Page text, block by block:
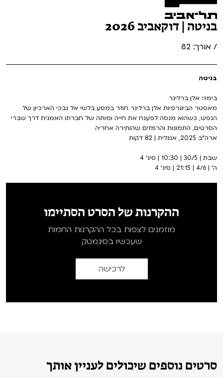
בניטה | דוקאביב 2026
/ אורך: 82
בניטה
בימוי: אלן ברלינר
מאסטר הביוגרפיות אלן ברלינר חוזר במסע בלשי אל נבכי הארכיון של
הנפש, כשהוא מנסה לפענח את חייה ומותה של חברתו האמנית דרך שברי
הסרטים, התמונות והרמזים שהותירה אחריה
ארה"ב 2025, אנגלית | 82 דקות
שבת | 30/5 | 10:30 | סינ' 4
ה' | 4/6 | 21:15 | סינ' 4
ההקרנות של הסרט הסתיימו
מוזמנים לצפות בכל ההקרנות החמות
שעכשיו בסינמטק
לרכישה
סרטים נוספים שיכולים לעניין אותך